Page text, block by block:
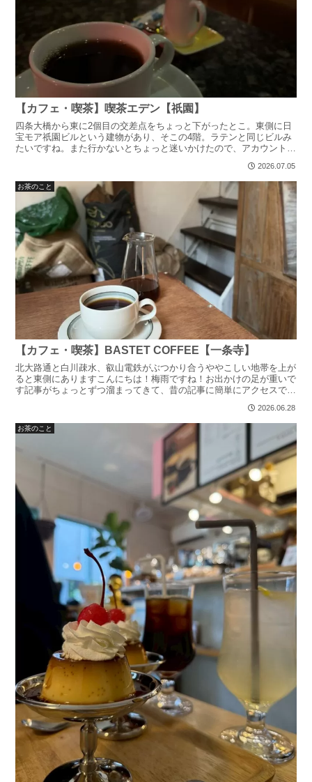
【カフェ・喫茶】喫茶エデン【祇園】
四条大橋から東に2個目の交差点をちょっと下がったとこ。東側に日
宝モア祇園ビルという建物があり、そこの4階。ラテンと同じビルみ
たいですね。また行かないとちょっと迷いかけたので、アカウントの
2026.07.05
お茶のこと
【カフェ・喫茶】BASTET COFFEE【一条寺】
北大路通と白川疎水、叡山電鉄がぶつかり合うややこしい地帯を上が
ると東側にありますこんにちは！梅雨ですね！お出かけの足が重いで
す記事がちょっとずつ溜まってきて、昔の記事に簡単にアクセスでき
2026.06.28
お茶のこと